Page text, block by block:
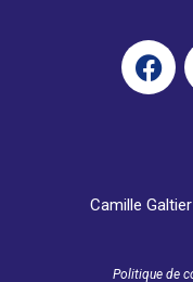
Camille
Politique de